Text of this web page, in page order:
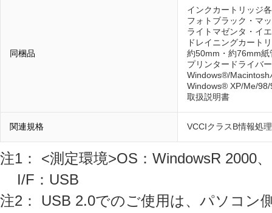
同梱品
インクカートリッジ
フォトブラック・マ
ライトマゼンタ・イ
ドレイニングカート
約50mm・約76mm
プリンタードライバー
Windows®/Macintosh
Windows® XP/Me/
取扱説明書
関連規格 VCCIクラスB情報処
注1： <測定環境>OS：WindowsR 2000
I/F：USB
注2： USB 2.0でのご使用は、パソコン